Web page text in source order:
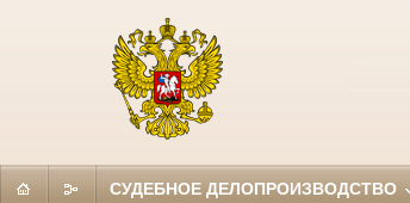
СУДЕБНОЕ ДЕЛОПРОИЗВОДСТВО